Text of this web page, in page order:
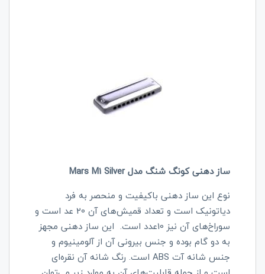
ساز دهنی کونگ شنگ مدل Mars M1 Silver
نوع این ساز دهنی باکیفیت و منحصر به فرد
دیاتونیک است و تعداد قمیش‌های آن 20 عد است و
سوراخ‌های آن نیز 10عدد است. این ساز دهنی مجهز
به دو گام بوده و جنس بیرونی آن از آلومینیوم و
جنس شانه آت ABS است. رنگ شانه آن نقره‌ای